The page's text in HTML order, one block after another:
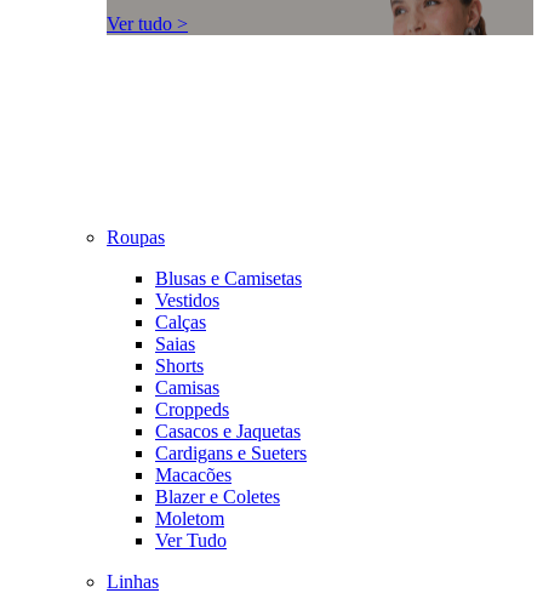
Ver tudo >
Roupas
Blusas e Camisetas
Vestidos
Calças
Saias
Shorts
Camisas
Croppeds
Casacos e Jaquetas
Cardigans e Sueters
Macacões
Blazer e Coletes
Moletom
Ver Tudo
Linhas